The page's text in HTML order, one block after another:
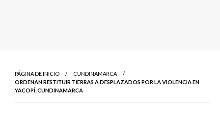
PÁGINA DE INICIO
CUNDINAMARCA
ORDENAN RESTITUIR TIERRAS A DESPLAZADOS POR LA VIOLENCIA EN
YACOPÍ, CUNDINAMARCA